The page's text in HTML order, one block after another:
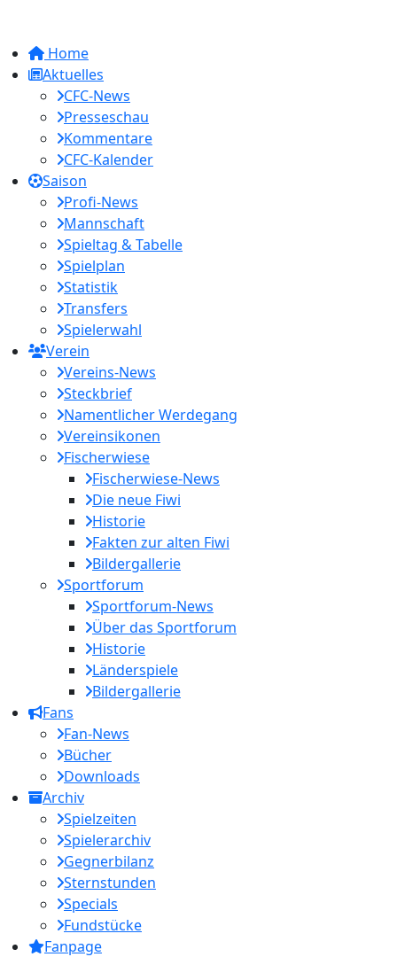
Home
Aktuelles
CFC-News
Presseschau
Kommentare
CFC-Kalender
Saison
Profi-News
Mannschaft
Spieltag & Tabelle
Spielplan
Statistik
Transfers
Spielerwahl
Verein
Vereins-News
Steckbrief
Namentlicher Werdegang
Vereinsikonen
Fischerwiese
Fischerwiese-News
Die neue Fiwi
Historie
Fakten zur alten Fiwi
Bildergallerie
Sportforum
Sportforum-News
Über das Sportforum
Historie
Länderspiele
Bildergallerie
Fans
Fan-News
Bücher
Downloads
Archiv
Spielzeiten
Spielerarchiv
Gegnerbilanz
Sternstunden
Specials
Fundstücke
Fanpage